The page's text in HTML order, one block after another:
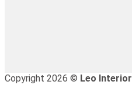
Copyright 2026 © Leo Interior